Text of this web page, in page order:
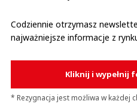
Codziennie otrzymasz
najważniejsze informacje z
Kliknij i wypełnij
* Rezygnacja jest możliwa w każdej